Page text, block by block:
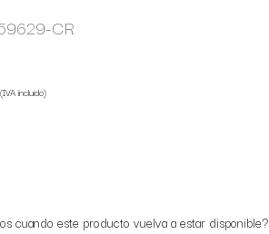
CR
(IVA incluido)
cuando este producto vuelva a estar disponible?